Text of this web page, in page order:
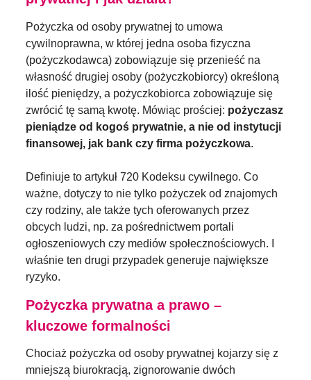
Pożyczka od osoby prywatnej to umowa
cywilnoprawna, w której jedna osoba fizyczna
(pożyczkodawca) zobowiązuje się przenieść na
własność drugiej osoby (pożyczkobiorcy) określoną
ilość pieniędzy, a pożyczkobiorca zobowiązuje się
zwrócić tę samą kwotę. Mówiąc prościej: pożyczasz
pieniądze od kogoś prywatnie, a nie od instytucji
finansowej, jak bank czy firma pożyczkowa.
Definiuje to artykuł 720 Kodeksu cywilnego. Co
ważne, dotyczy to nie tylko pożyczek od znajomych
czy rodziny, ale także tych oferowanych przez
obcych ludzi, np. za pośrednictwem portali
ogłoszeniowych czy mediów społecznościowych. I
właśnie ten drugi przypadek generuje największe
ryzyko.
Pożyczka prywatna a prawo –
kluczowe formalności
Chociaż pożyczka od osoby prywatnej kojarzy się z
mniejszą biurokracją, zignorowanie dwóch